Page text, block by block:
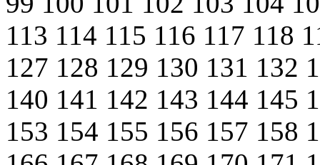
113 114 115 116 117 118
127 128 129 130 131 132
140 141 142 143 144 145
153 154 155 156 157 158